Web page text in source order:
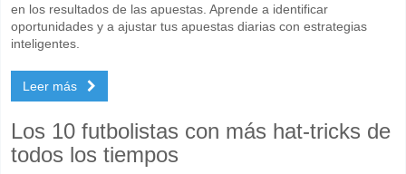
en los resultados de las apuestas. Aprende a identificar
oportunidades y a ajustar tus apuestas diarias con estrategias
inteligentes.
Leer más
Los 10 futbolistas con más hat-tricks de
todos los tiempos